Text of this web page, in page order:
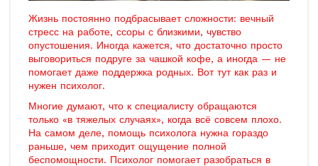
Жизнь постоянно подбрасывает сложности: вечный
стресс на работе, ссоры с близкими, чувство
опустошения. Иногда кажется, что достаточно просто
выговориться подруге за чашкой кофе, а иногда — не
помогает даже поддержка родных. Вот тут как раз и
нужен психолог.
Многие думают, что к специалисту обращаются
только «в тяжелых случаях», когда всё совсем плохо.
На самом деле, помощь психолога нужна гораздо
раньше, чем приходит ощущение полной
беспомощности. Психолог помогает разобраться в